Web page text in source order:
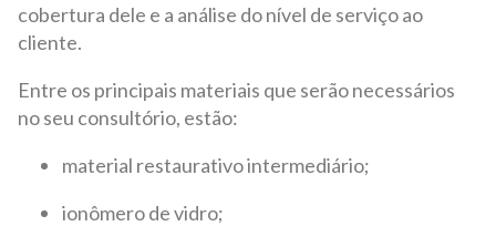
cobertura dele e a análise do nível de serviço ao
cliente.
Entre os principais materiais que serão necessários
no seu consultório, estão:
material restaurativo intermediário;
ionômero de vidro;